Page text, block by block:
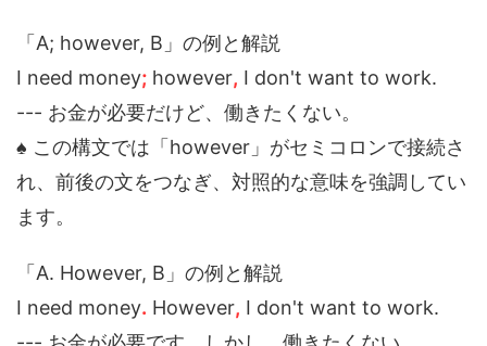
「A; however, B」の例と解説
I need money; however, I don't want to work.
--- お金が必要だけど、働きたくない。
♠ この構文では「however」がセミコロンで接続さ
れ、前後の文をつなぎ、対照的な意味を強調してい
ます。
「A. However, B」の例と解説
I need money. However, I don't want to work.